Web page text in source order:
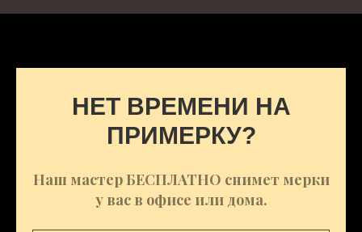
НЕТ ВРЕМЕНИ НА
ПРИМЕРКУ?
Наш мастер БЕСПЛАТНО снимет мерки
у вас в офисе или дома.